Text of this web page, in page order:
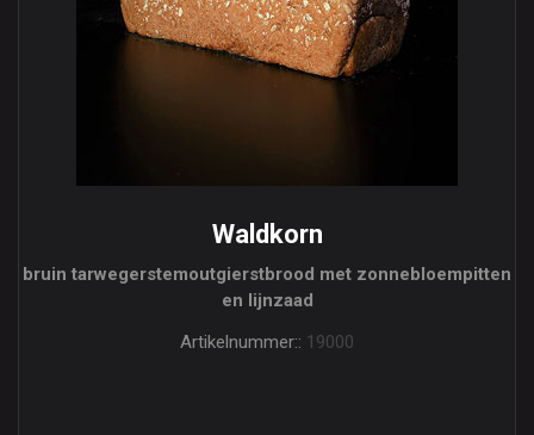
Waldkorn
bruin tarwegerstemoutgierstbrood met zonnebloempitten
en lijnzaad
Artikelnummer:: 19000